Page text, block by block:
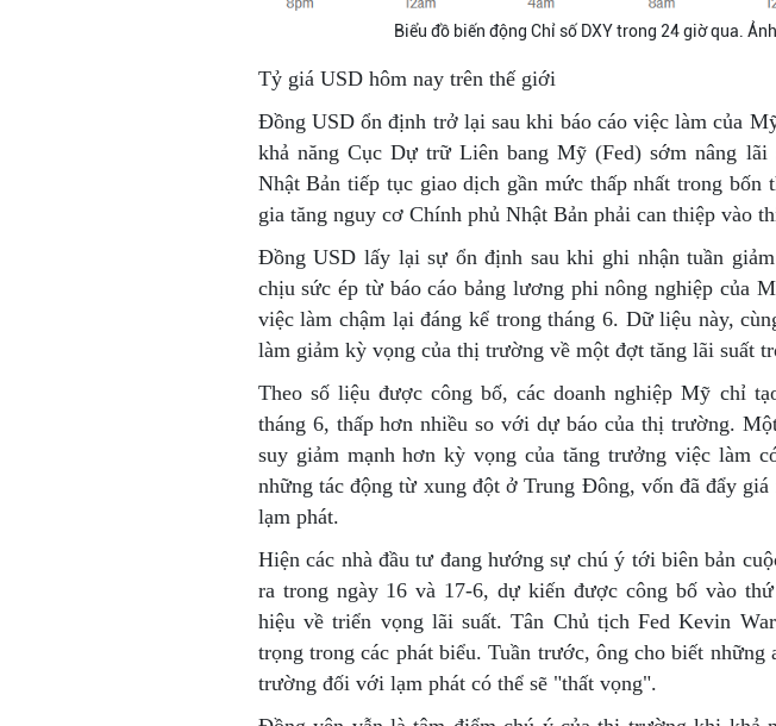
Biểu đồ biến động Chỉ số DXY trong 24 giờ qua.
Tỷ giá USD hôm nay trên thế giới
Đồng USD ổn định trở lại sau khi báo cáo việc làm của
khả năng Cục Dự trữ Liên bang Mỹ (Fed) sớm nâng lãi
Nhật Bản tiếp tục giao dịch gần mức thấp nhất trong bốn
gia tăng nguy cơ Chính phủ Nhật Bản phải can thiệp vào
Đồng USD lấy lại sự ổn định sau khi ghi nhận tuần
chịu sức ép từ báo cáo bảng lương phi nông nghiệp của
việc làm chậm lại đáng kể trong tháng 6. Dữ liệu này,
làm giảm kỳ vọng của thị trường về một đợt tăng lãi suất
Theo số liệu được công bố, các doanh nghiệp Mỹ chỉ
tháng 6, thấp hơn nhiều so với dự báo của thị trường.
suy giảm mạnh hơn kỳ vọng của tăng trưởng việc làm
những tác động từ xung đột ở Trung Đông, vốn đã đẩy giá
lạm phát.
Hiện các nhà đầu tư đang hướng sự chú ý tới biên bản
ra trong ngày 16 và 17-6, dự kiến được công bố vào
hiệu về triển vọng lãi suất. Tân Chủ tịch Fed Kevin
trọng trong các phát biểu. Tuần trước, ông cho biết
trường đối với lạm phát có thể sẽ "thất vọng".